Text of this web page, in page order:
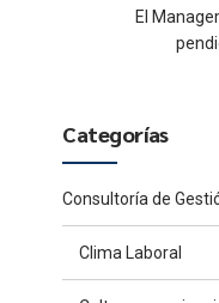
El
Categorías
Consultoría de
Clima Laboral